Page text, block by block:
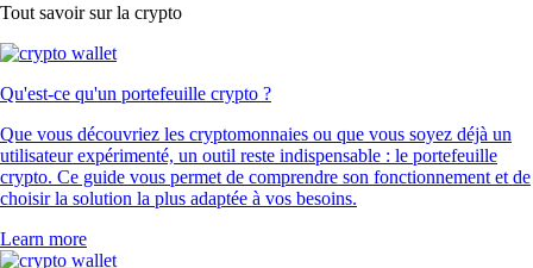
Tout savoir sur la crypto
Qu'est-ce qu'un portefeuille crypto ?
Que vous découvriez les cryptomonnaies ou que vous soyez déjà un
utilisateur expérimenté, un outil reste indispensable : le portefeuille
crypto. Ce guide vous permet de comprendre son fonctionnement et de
choisir la solution la plus adaptée à vos besoins.
Learn more